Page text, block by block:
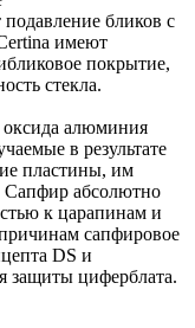
бликов с
имеют
покрытие,
стекла.
оксида алюминия
в результате
пластины, им
абсолютно
к царапинам и
сапфировое
DS и
защиты циферблата.